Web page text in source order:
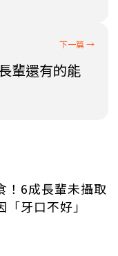
輩還有的能
！6成長輩未攝取
牙口不好」